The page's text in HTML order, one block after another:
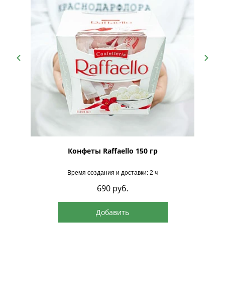
Конфеты Raffaello 150 гр
Время создания и доставки: 2 ч
690 руб.
Добавить